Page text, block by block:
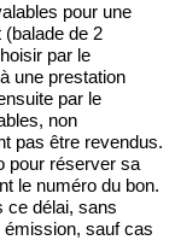
pour une
(balade de 2
par le
une prestation
par le
non
pas être revendus.
pour réserver sa
le numéro du bon.
ce délai, sans
émission, sauf cas